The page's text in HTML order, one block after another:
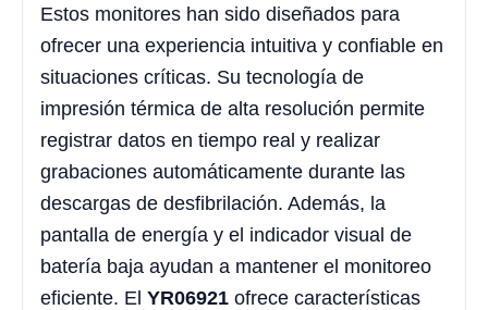
Estos monitores han sido diseñados para
ofrecer una experiencia intuitiva y confiable en
situaciones críticas. Su tecnología de
impresión térmica de alta resolución permite
registrar datos en tiempo real y realizar
grabaciones automáticamente durante las
descargas de desfibrilación. Además, la
pantalla de energía y el indicador visual de
batería baja ayudan a mantener el monitoreo
eficiente. El YR06921 ofrece características